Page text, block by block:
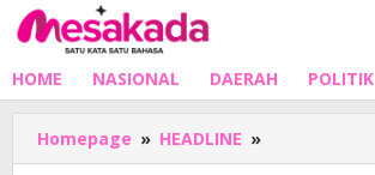
Lewati
ke
HOME NASIONAL DAERAH POLITIK
Homepage » HEADLINE »
Kabut